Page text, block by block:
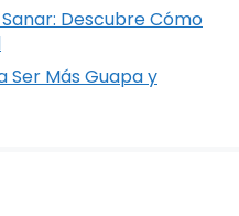
Descubre Cómo
Ser Más Guapa y